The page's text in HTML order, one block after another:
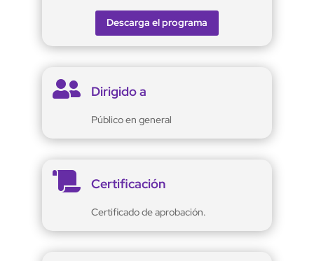
Descarga el programa
 Dirigido a
Público en general
 Certificación
Certificado de aprobación.